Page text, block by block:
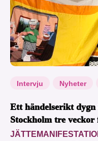
Intervju Nyheter
Ett händelserikt
Stockholm tre veckor